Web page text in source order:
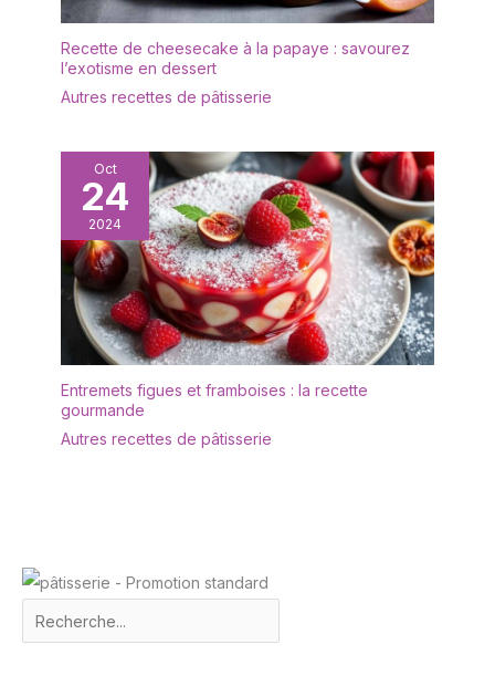
nourriture pour toute
occasion. Utilisez-le dans
décoration, comme
événement. Ce plat est
parfait pour les repas, le
pain, les fruits, les
gâteaux, les olives, les
sushis, les desserts ou
comme pièce maîtresse
au milieu de la table
cuisine impeccable sans
effort. Gagnez du temps
et placez cet ensemble
vaisselle ou nettoyez-le
d'eau savonneuse.
Multifonctionnel : avec un
grain attrayant, cette
belle assiette à l'aspect
naturel apporte une
touche chaleureuse et
riche à toute table ou
présentation d'aliments
pour toute occasion.
Utilisez-le dans votre
cuisine pour la
assiette pour les fêtes,
sushis, les desserts ou
comme centre de table
Recette de cheesecake à la papaye : savourez
l’exotisme en dessert
Autres recettes de pâtisserie
Oct
24
2024
Entremets figues et framboises : la recette
gourmande
Autres recettes de pâtisserie